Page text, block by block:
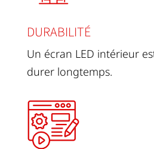
DURABILITÉ
Un écran LED intérieur
durer longtemps.